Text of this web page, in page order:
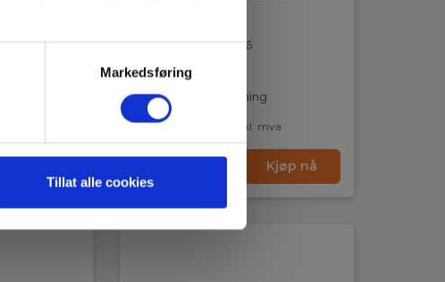
Markedsføring
Tillat alle cookies
EAN 5706445480326
Lav lagerbeholdning
865,00 NOK Ekskl. mva
Kjøp nå